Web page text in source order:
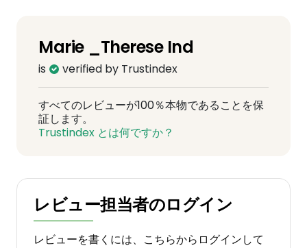
Marie _Therese Ind
is verified by Trustindex
すべてのレビューが100％本物であることを保
証します。
Trustindex とは何ですか？
レビュー担当者のログイン
レビューを書くには、こちらからログインして